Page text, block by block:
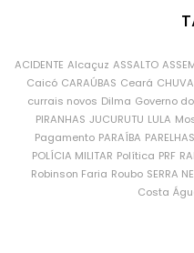
ACIDENTE Alcaçuz ASSALTO
Caicó CARAÚBAS Ceará CHUVA
currais novos Dilma Governo do
PIRANHAS JUCURUTU LULA
Pagamento PARAÍBA PARELHAS
POLÍCIA MILITAR Política PRF
Robinson Faria Roubo SERRA
Costa